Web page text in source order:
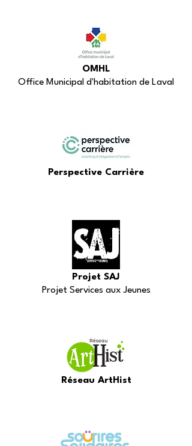
OMHL
Office Municipal d'habitation de Laval
Perspective Carrière
Projet SAJ
Projet Services aux Jeunes
Réseau ArtHist